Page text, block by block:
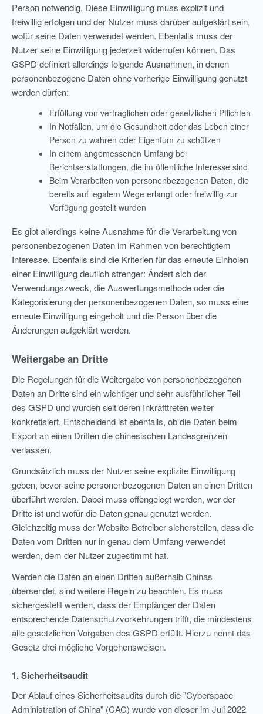
Person notwendig. Diese Einwilligung muss explizit und
freiwillig erfolgen und der Nutzer muss darüber aufgeklärt sein,
wofür seine Daten verwendet werden. Ebenfalls muss der
Nutzer seine Einwilligung jederzeit widerrufen können. Das
GSPD definiert allerdings folgende Ausnahmen, in denen
personenbezogene Daten ohne vorherige Einwilligung genutzt
werden dürfen:
Erfüllung von vertraglichen oder gesetzlichen Pflichten
In Notfällen, um die Gesundheit oder das Leben einer
Person zu wahren oder Eigentum zu schützen
In einem angemessenen Umfang bei
Berichtserstattungen, die im öffentliche Interesse sind
Beim Verarbeiten von personenbezogenen Daten, die
bereits auf legalem Wege erlangt oder freiwillig zur
Verfügung gestellt wurden
Es gibt allerdings keine Ausnahme für die Verarbeitung von
personenbezogenen Daten im Rahmen von berechtigtem
Interesse. Ebenfalls sind die Kriterien für das erneute Einholen
einer Einwilligung deutlich strenger: Ändert sich der
Verwendungszweck, die Auswertungsmethode oder die
Kategorisierung der personenbezogenen Daten, so muss eine
erneute Einwilligung eingeholt und die Person über die
Änderungen aufgeklärt werden.
Weitergabe an Dritte
Die Regelungen für die Weitergabe von personenbezogenen
Daten an Dritte sind ein wichtiger und sehr ausführlicher Teil
des GSPD und wurden seit deren Inkrafttreten weiter
konkretisiert. Entscheidend ist ebenfalls, ob die Daten beim
Export an einen Dritten die chinesischen Landesgrenzen
verlassen.
Grundsätzlich muss der Nutzer seine explizite Einwilligung
geben, bevor seine personenbezogenen Daten an einen Dritten
überführt werden. Dabei muss offengelegt werden, wer der
Dritte ist und wofür die Daten genau genutzt werden.
Gleichzeitig muss der Website-Betreiber sicherstellen, dass die
Daten vom Dritten nur in genau dem Umfang verwendet
werden, dem der Nutzer zugestimmt hat.
Werden die Daten an einen Dritten außerhalb Chinas
übersendet, sind weitere Regeln zu beachten. Es muss
sichergestellt werden, dass der Empfänger der Daten
entsprechende Datenschutzvorkehrungen trifft, die mindestens
alle gesetzlichen Vorgaben des GSPD erfüllt. Hierzu nennt das
Gesetz drei mögliche Vorgehensweisen.
1. Sicherheitsaudit
Der Ablauf eines Sicherheitsaudits durch die "Cyberspace
Administration of China" (CAC) wurde von dieser im Juli 2022